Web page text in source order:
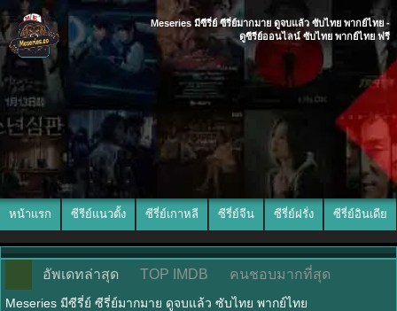
Meseries มีซีรี่ย์ ซีรี่ย์มากมาย ดูจบแล้ว ซับไทย พากย์ไทย -
ดูซีรีย์ออนไลน์ ซับไทย พากย์ไทย ฟรี
หน้าแรก ซีรีย์แนวตั้ง ซีรี่ย์เกาหลี ซีรี่ย์จีน ซีรี่ย์ฝรั่ง ซีรี่ย์อินเดีย
อัพเดทล่าสุด TOP IMDB คนชอบมากที่สุด
Meseries มีซีรี่ย์ ซีรี่ย์มากมาย ดูจบแล้ว ซับไทย พากย์ไทย